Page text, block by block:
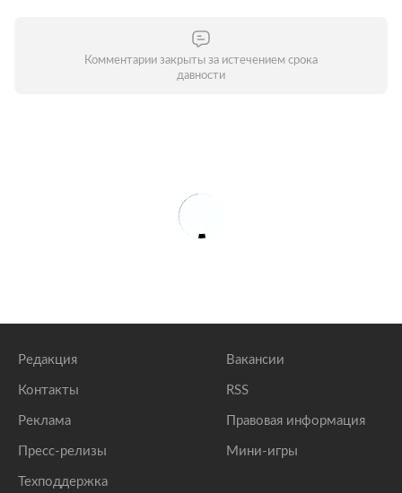
Комментарии закрыты за истечением срока
давности
Редакция
Контакты
Реклама
Пресс-релизы
Техподдержка
Вакансии
RSS
Правовая информация
Мини-игры